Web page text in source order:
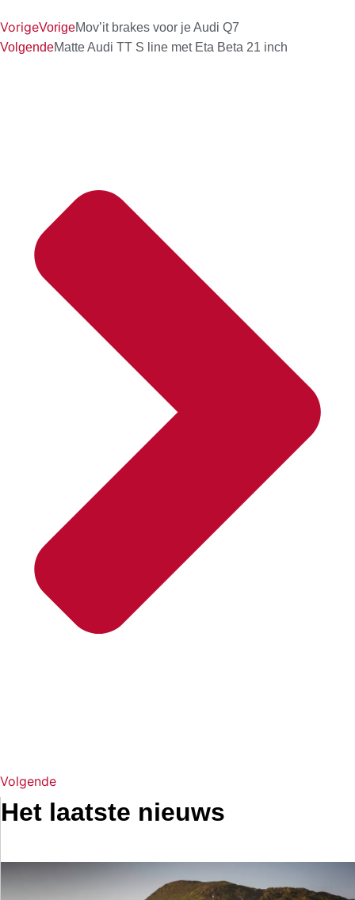
VorigeVorigeMov’it brakes voor je Audi Q7
VolgendeMatte Audi TT S line met Eta Beta 21 inch
Volgende
Het laatste nieuws